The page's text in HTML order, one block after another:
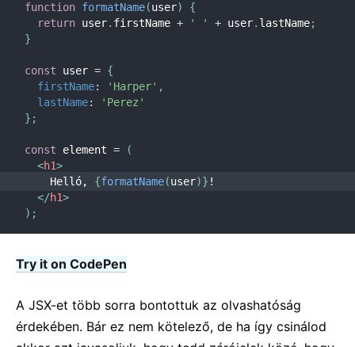
function formatName(user)
{
return user. firstName + ' ' + user. lastName;
}
const user = {
firstName: 'Harper' ,
lastName:
'Perez'
} ;
const element =
(
<h1>
    Helló,
{formatName(user)} !
</h1>
) ;
Try it on CodePen
A JSX-et több sorra bontottuk az olvashatóság
érdekében. Bár ez nem kötelező, de ha így csinálod
Tesztelői környezetek
Hogyan segíthetsz
Kódbázis áttekintés
Tervezési elvek
GY.I.K
AJAX és API-k
Függvények küldése komponenseknek
Komponens állapot
Stílusozás és CSS